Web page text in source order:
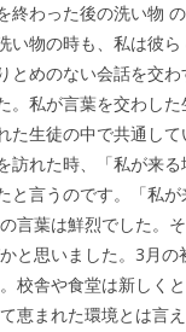
終わった後の洗い物
い物の時も、私は彼
とめのない会話を交
。私が言葉を交わし
た生徒の中で共通し
訪れた時、「私が来る
と言うのです。「私
言葉は鮮烈でした。
と思いました。3月の
校舎や食堂は新しく
恵まれた環境とは言